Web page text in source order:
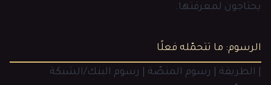
يحتاجون لمعرفتها.
الرسوم: ما تتحمّله فعلًا
| الطريقة | رسوم المنصّة | رسوم البنك/الشبكة